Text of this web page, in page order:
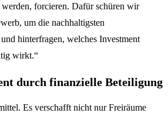
forcieren. Dafür schüren wir
um die nachhaltigsten
hinterfragen, welches Investment
wirkt.“
durch finanzielle Beteiligung
Es verschafft nicht nur Freiräume